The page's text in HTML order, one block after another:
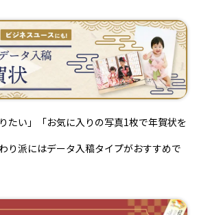
たい」「お気に入りの写真1枚で年賀状を
り派にはデータ入稿タイプがおすすめで